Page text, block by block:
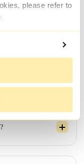
please refer to
- это
будут